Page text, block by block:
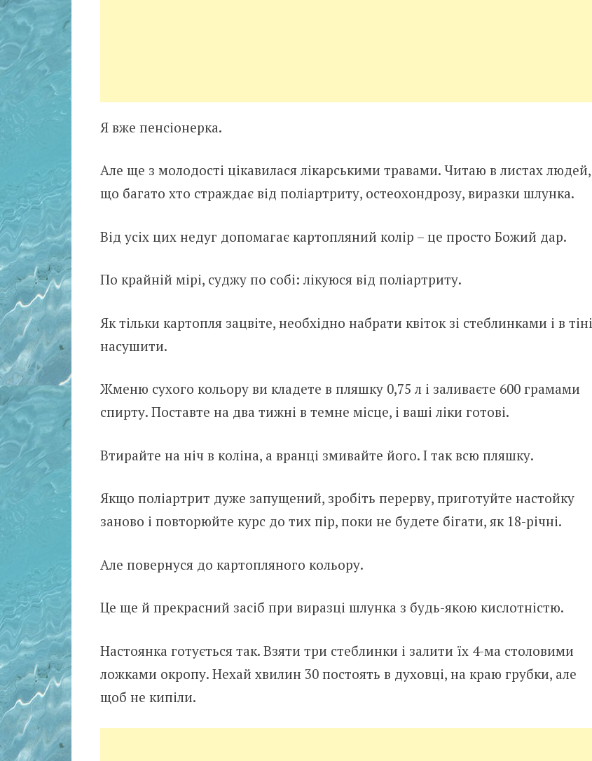
Я вже пенсіонерка.
Але ще з молодості цікавилася лікарськими травами. Читаю в листах людей,
що багато хто страждає від поліартриту, остеохондрозу, виразки шлунка.
Від усіх цих недуг допомагає картопляний колір – це просто Божий дар.
По крайній мірі, суджу по собі: лікуюся від поліартриту.
Як тільки картопля зацвіте, необхідно набрати квіток зі стеблинками і в тіні
насушити.
Жменю сухого кольору ви кладете в пляшку 0,75 л і заливаєте 600 грамами
спирту. Поставте на два тижні в темне місце, і ваші ліки готові.
Втирайте на ніч в коліна, а вранці змивайте його. І так всю пляшку.
Якщо поліартрит дуже запущений, зробіть перерву, приготуйте настойку
заново і повторюйте курс до тих пір, поки не будете бігати, як 18-річні.
Але повернуся до картопляного кольору.
Це ще й прекрасний засіб при виразці шлунка з будь-якою кислотністю.
Настоянка готується так. Взяти три стеблинки і залити їх 4-ма столовими
ложками окропу. Нехай хвилин 30 постоять в духовці, на краю грубки, але
щоб не кипіли.